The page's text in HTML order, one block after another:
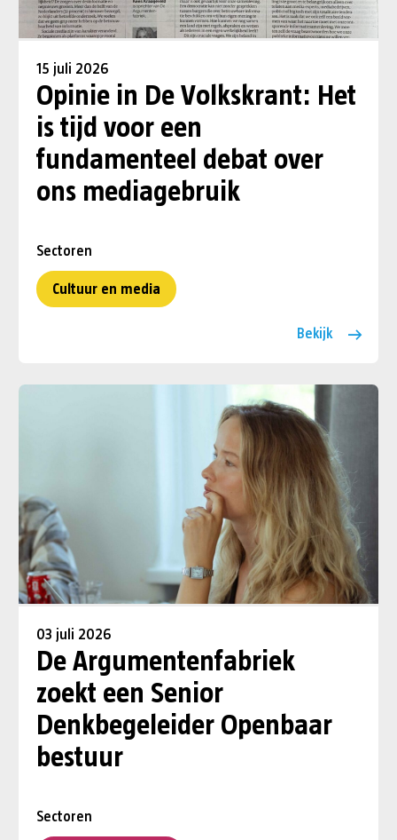
15 juli 2026
Opinie in De Volkskrant: Het
is tijd voor een
fundamenteel debat over
ons mediagebruik
Sectoren
Cultuur en media
Bekijk
03 juli 2026
De Argumentenfabriek
zoekt een Senior
Denkbegeleider Openbaar
bestuur
Sectoren